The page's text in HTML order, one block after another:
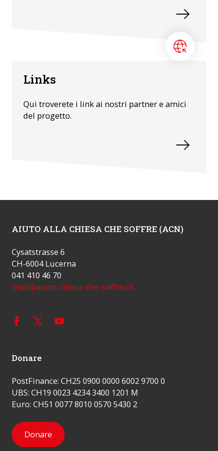
Links
Qui troverete i link ai nostri partner e amici
del progetto.
AIUTO ALLA CHIESA CHE SOFFRE (ACN)
Cysatstrasse 6
CH-6004 Lucerna
041 410 46 70
mail@aiuto-chiesa-che-soffre.ch
Donare
PostFinance: CH25 0900 0000 6002 9700 0
UBS: CH19 0023 4234 3400 1201 M
Euro: CH51 0077 8010 0570 5430 2
Donare